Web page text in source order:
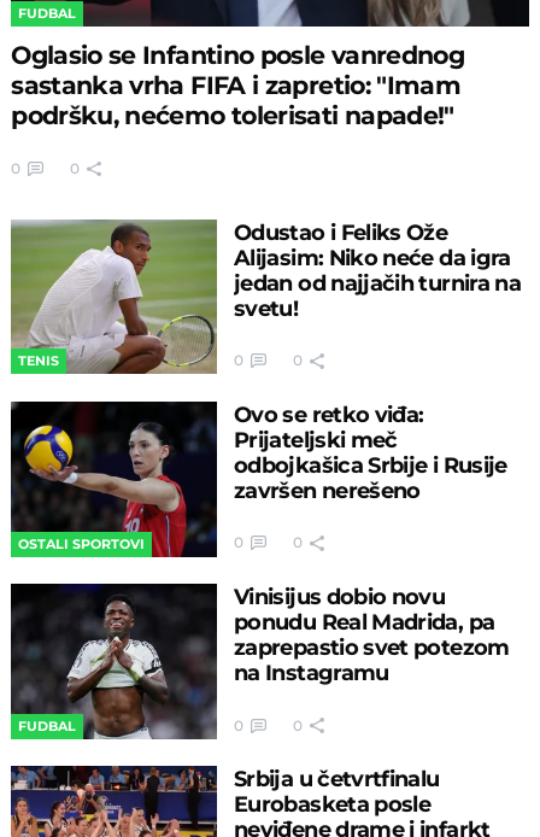
FUDBAL
Oglasio se Infantino posle vanrednog
sastanka vrha FIFA i zapretio: "Imam
podršku, nećemo tolerisati napade!"
0 0
TENIS
Odustao i Feliks Ože
Alijasim: Niko neće da igra
jedan od najjačih turnira na
svetu!
0 0
OSTALI SPORTOVI
Ovo se retko viđa:
Prijateljski meč
odbojkašica Srbije i Rusije
završen nerešeno
0 0
FUDBAL
Vinisijus dobio novu
ponudu Real Madrida, pa
zaprepastio svet potezom
na Instagramu
0 0
Srbija u četvrtfinalu
Eurobasketa posle
neviđene drame i infarkt